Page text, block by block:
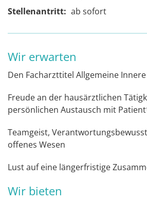
Stellenantritt: ab sofort
Wir erwarten
Den Facharzttitel Allgemeine
Freude an der hausärztlichen
persönlichen Austausch mit
Teamgeist,
offenes Wesen
Lust auf eine längerfristige
Wir bieten